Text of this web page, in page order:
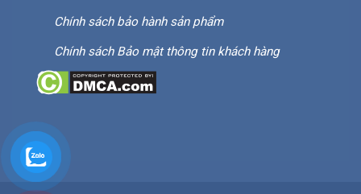
Chính sách bảo hành sản phẩm
Chính sách Bảo mật thông tin khách hàng